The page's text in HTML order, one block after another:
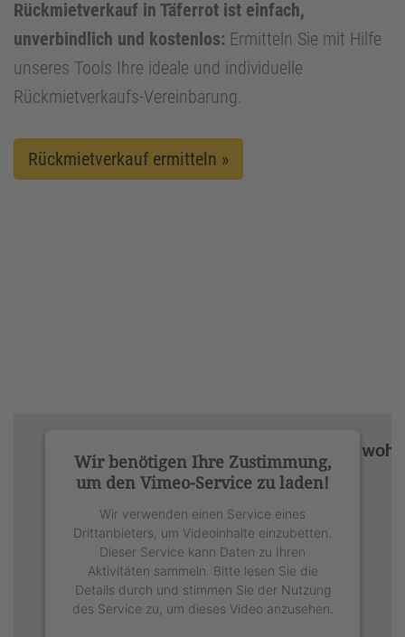
Rückmietverkauf in Täferrot ist einfach,
unverbindlich und kostenlos: Ermitteln Sie mit Hilfe
unseres Tools Ihre ideale und individuelle
Rückmietverkaufs-Vereinbarung.
Rückmietverkauf ermitteln »
Wir benötigen Ihre Zustimmung,
um den Vimeo-Service zu laden!
Wir verwenden einen Service eines
Drittanbieters, um Videoinhalte einzubetten.
Dieser Service kann Daten zu Ihren
Aktivitäten sammeln. Bitte lesen Sie die
Details durch und stimmen Sie der Nutzung
des Service zu, um dieses Video anzusehen.